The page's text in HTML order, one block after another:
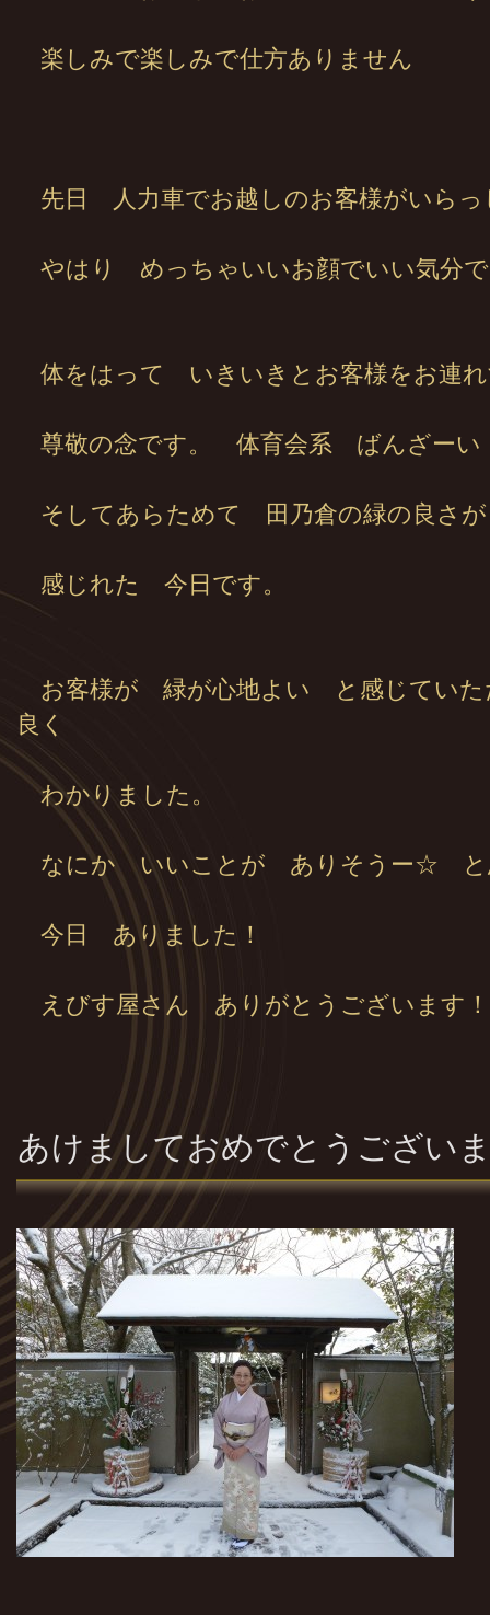
楽しみで楽しみで仕方ありません
先日 人力車でお越しのお客様がいらっ
やはり めっちゃいいお顔でいい気分で
体をはって いきいきとお客様をお連
尊敬の念です。 体育会系 ばんざーい
そしてあらためて 田乃倉の緑の良さ
感じれた 今日です。
お客様が 緑が心地よい と感じていた
良く
わかりました。
なにか いいことが ありそうー☆ と
今日 ありました！
えびす屋さん ありがとうございます！
あけましておめでとうござい